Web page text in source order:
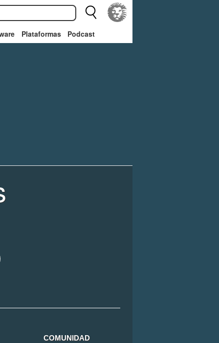
Plataformas Podcast
COMUNIDAD